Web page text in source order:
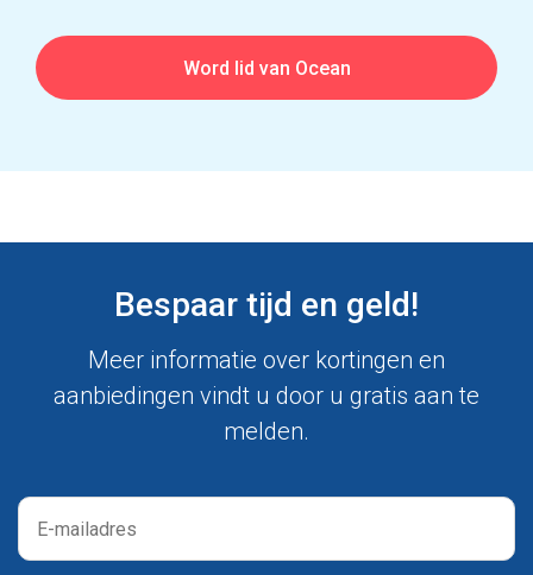
Word lid van Ocean
Bespaar tijd en geld!
Meer informatie over kortingen en
aanbiedingen vindt u door u gratis aan te
melden.